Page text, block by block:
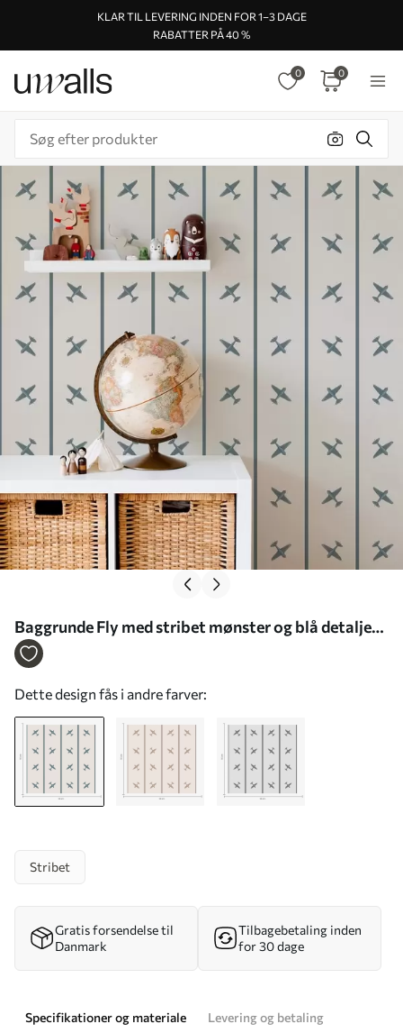
KLAR TIL LEVERING INDEN FOR 1–3 DAGE
RABATTER PÅ 40 %
0 0
Baggrunde Fly med stribet mønster og blå detaljer
Nr. a01169
Dette design fås i andre farver:
Stribet
Gratis forsendelse til
Danmark
Tilbagebetaling inden
for 30 dage
Specifikationer og materiale
Levering og betaling